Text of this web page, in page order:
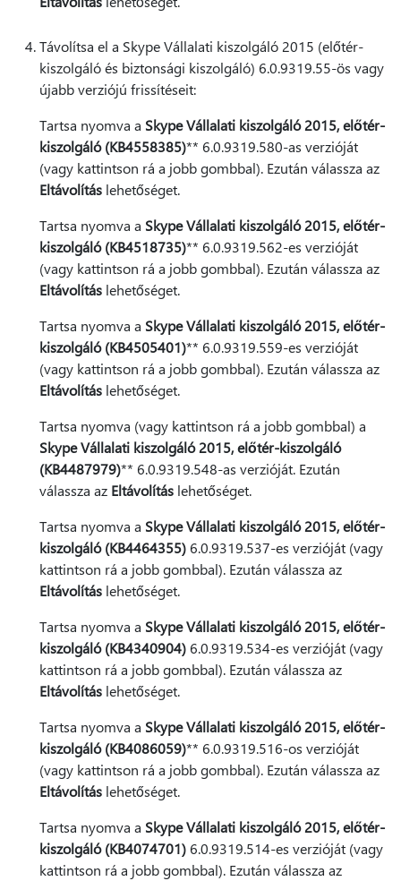
Távolítsa el a Skype Vállalati kiszolgáló 2015 (előtér-
kiszolgáló és biztonsági kiszolgáló) 6.0.9319.55-ös vagy
újabb verziójú frissítéseit:
Tartsa nyomva a Skype Vállalati kiszolgáló 2015, előtér-
kiszolgáló (KB4558385)** 6.0.9319.580-as verzióját
(vagy kattintson rá a jobb gombbal). Ezután válassza az
Eltávolítás lehetőséget.
Tartsa nyomva a Skype Vállalati kiszolgáló 2015, előtér-
kiszolgáló (KB4518735)** 6.0.9319.562-es verzióját
(vagy kattintson rá a jobb gombbal). Ezután válassza az
Eltávolítás lehetőséget.
Tartsa nyomva a Skype Vállalati kiszolgáló 2015, előtér-
kiszolgáló (KB4505401)** 6.0.9319.559-es verzióját
(vagy kattintson rá a jobb gombbal). Ezután válassza az
Eltávolítás lehetőséget.
Tartsa nyomva (vagy kattintson rá a jobb gombbal) a
Skype Vállalati kiszolgáló 2015, előtér-kiszolgáló
(KB4487979)** 6.0.9319.548-as verzióját. Ezután
válassza az Eltávolítás lehetőséget.
Tartsa nyomva a Skype Vállalati kiszolgáló 2015, előtér-
kiszolgáló (KB4464355) 6.0.9319.537-es verzióját (vagy
kattintson rá a jobb gombbal). Ezután válassza az
Eltávolítás lehetőséget.
Tartsa nyomva a Skype Vállalati kiszolgáló 2015, előtér-
kiszolgáló (KB4340904) 6.0.9319.534-es verzióját (vagy
kattintson rá a jobb gombbal). Ezután válassza az
Eltávolítás lehetőséget.
Tartsa nyomva a Skype Vállalati kiszolgáló 2015, előtér-
kiszolgáló (KB4086059)** 6.0.9319.516-os verzióját
(vagy kattintson rá a jobb gombbal). Ezután válassza az
Eltávolítás lehetőséget.
Tartsa nyomva a Skype Vállalati kiszolgáló 2015, előtér-
kiszolgáló (KB4074701) 6.0.9319.514-es verzióját (vagy
kattintson rá a jobb gombbal). Ezután válassza az